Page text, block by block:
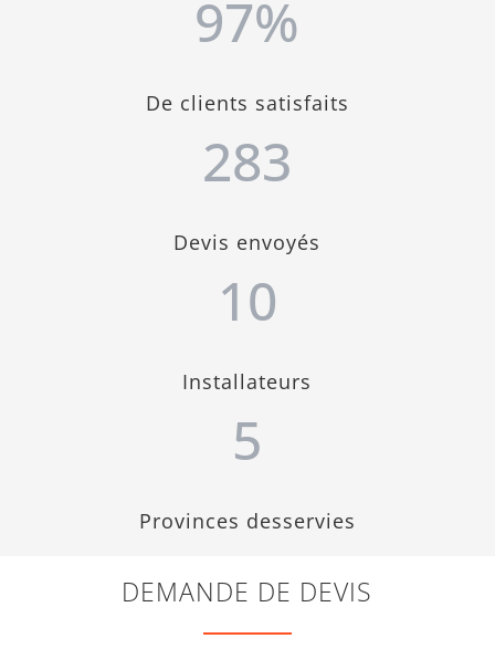
97%
De clients satisfaits
283
Devis envoyés
10
Installateurs
5
Provinces desservies
DEMANDE DE DEVIS